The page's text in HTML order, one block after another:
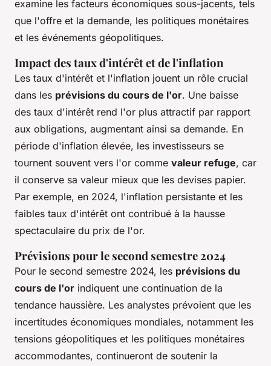
examine les facteurs économiques sous-jacents, tels
que l'offre et la demande, les politiques monétaires
et les événements géopolitiques.
Impact des taux d'intérêt et de l'inflation
Les taux d'intérêt et l'inflation jouent un rôle crucial
dans les prévisions du cours de l'or. Une baisse
des taux d'intérêt rend l'or plus attractif par rapport
aux obligations, augmentant ainsi sa demande. En
période d'inflation élevée, les investisseurs se
tournent souvent vers l'or comme valeur refuge, car
il conserve sa valeur mieux que les devises papier.
Par exemple, en 2024, l'inflation persistante et les
faibles taux d'intérêt ont contribué à la hausse
spectaculaire du prix de l'or.
Prévisions pour le second semestre 2024
Pour le second semestre 2024, les prévisions du
cours de l'or indiquent une continuation de la
tendance haussière. Les analystes prévoient que les
incertitudes économiques mondiales, notamment les
tensions géopolitiques et les politiques monétaires
accommodantes, continueront de soutenir la